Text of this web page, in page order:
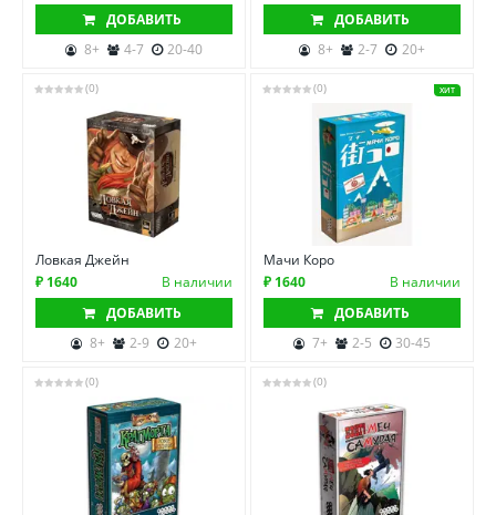
ДОБАВИТЬ
8+
4-7 20-40
ДОБАВИТЬ
8+
2-7 20+
(0)
Ловкая Джейн
₽ 1640
В наличии
ДОБАВИТЬ
8+
2-9 20+
(0) ХИТ
Мачи Коро
₽ 1640
В наличии
ДОБАВИТЬ
7+
2-5 30-45
(0) (0)